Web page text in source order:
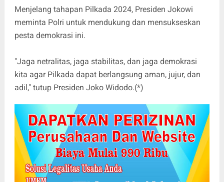
Menjelang tahapan Pilkada 2024, Presiden Jokowi
meminta Polri untuk mendukung dan mensukseskan
pesta demokrasi ini.
"Jaga netralitas, jaga stabilitas, dan jaga demokrasi
kita agar Pilkada dapat berlangsung aman, jujur, dan
adil," tutup Presiden Joko Widodo.(*)